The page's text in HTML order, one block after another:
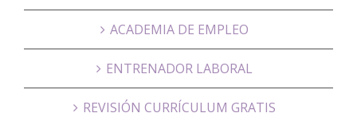
ACADEMIA DE EMPLEO
ENTRENADOR LABORAL
REVISIÓN CURRÍCULUM GRATIS